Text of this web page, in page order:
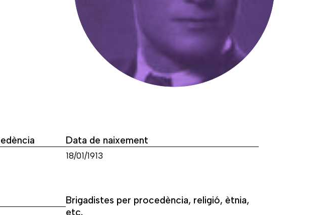
Data de naixement
18/01/1913
Brigadistes per procedència, religió, ètnia,
etc.